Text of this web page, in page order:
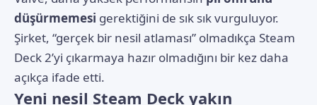
düşürmemesi gerektiğini de sık sık vurguluyor.
Şirket, “gerçek bir nesil atlaması” olmadıkça Steam
Deck 2’yi çıkarmaya hazır olmadığını bir kez daha
açıkça ifade etti.
Yeni nesil Steam Deck yakın